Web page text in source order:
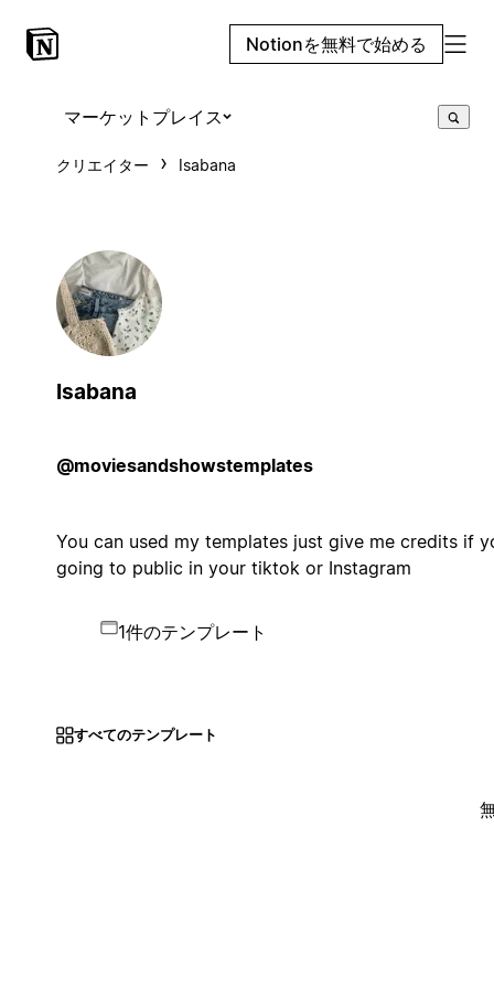
Notionを無料で始める
マーケットプレイス
クリエイター Isabana
Isabana
@moviesandshowstemplates
You can used my templates just give me credits if
going to public in your tiktok or Instagram
1件のテンプレート
すべてのテンプレート